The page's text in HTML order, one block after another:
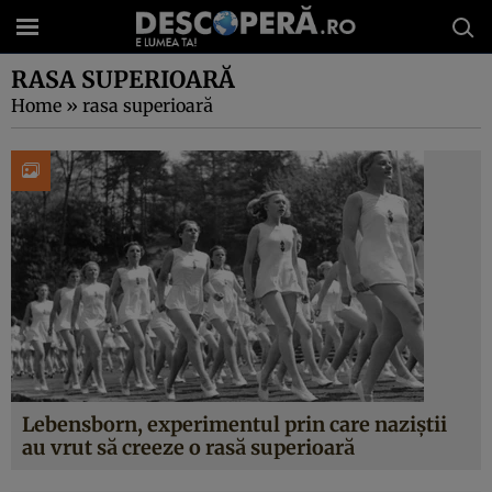
RASA SUPERIOARĂ
Home » rasa superioară
Lebensborn, experimentul prin care naziştii
au vrut să creeze o rasă superioară